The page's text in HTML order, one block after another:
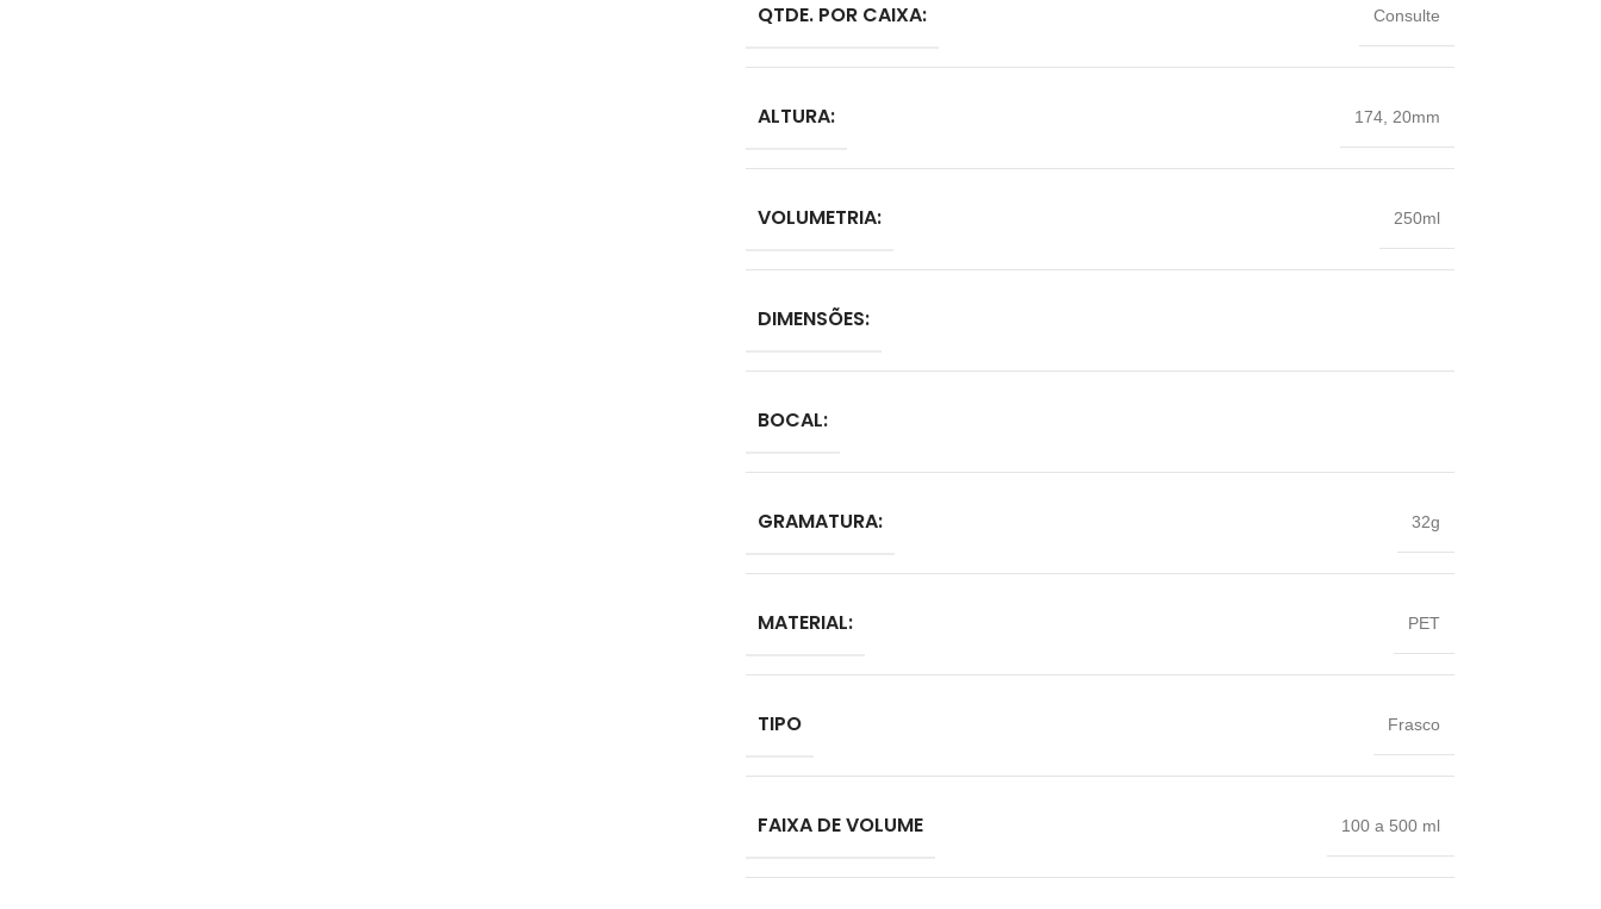
QTDE. POR CAIXA: Consulte
ALTURA: 174, 20mm
VOLUMETRIA: 250ml
DIMENSÕES:
BOCAL:
GRAMATURA: 32g
MATERIAL: PET
TIPO Frasco
FAIXA DE VOLUME 100 a 500 ml